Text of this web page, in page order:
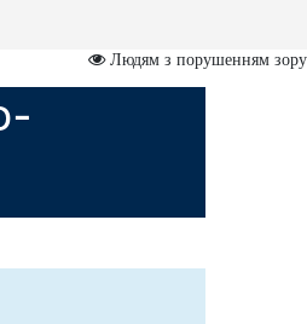
Людям з порушенням зору